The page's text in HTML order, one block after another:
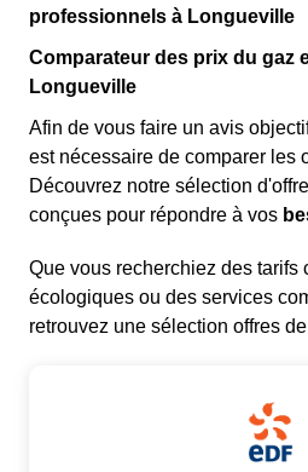
professionnels à Longueville
Comparateur des prix du gaz
Longueville
Afin de vous faire un avis
est nécessaire de comparer les
Découvrez notre sélection
conçues pour répondre à vos
Que vous recherchiez des tarifs
écologiques ou des services
retrouvez une sélection offres